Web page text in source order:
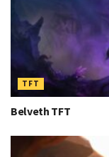
TFT
Belveth TFT